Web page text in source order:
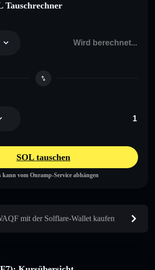
Tauschrechner
SOL tauschen
kann vom Onramp-Service abhängen
mit der Solflare-Wallet kaufen